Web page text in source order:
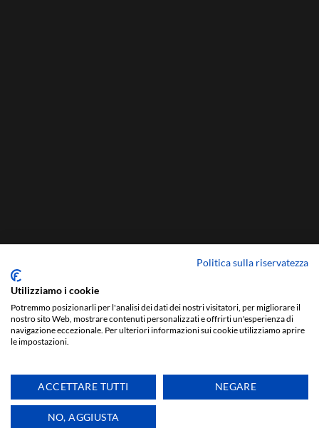
Politica sulla riservatezza
Utilizziamo i cookie
Potremmo posizionarli per l'analisi dei dati dei nostri visitatori, per migliorare il
nostro sito Web, mostrare contenuti personalizzati e offrirti un'esperienza di
navigazione eccezionale. Per ulteriori informazioni sui cookie utilizziamo aprire
le impostazioni.
ACCETTARE TUTTI NEGARE
NO, AGGIUSTA